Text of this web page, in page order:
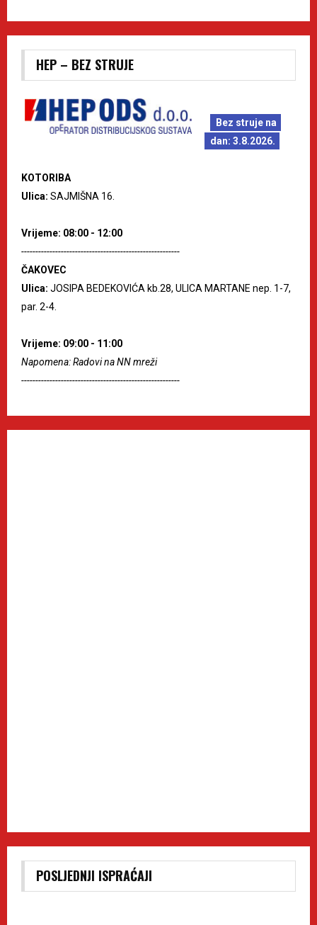
HEP – BEZ STRUJE
Bez struje na
dan: 3.8.2026.
KOTORIBA
Ulica: SAJMIŠNA 16.
Vrijeme: 08:00 - 12:00
--------------------------------------------------------
ČAKOVEC
Ulica: JOSIPA BEDEKOVIĆA kb.28, ULICA MARTANE nep. 1-7,
par. 2-4.
Vrijeme: 09:00 - 11:00
Napomena: Radovi na NN mreži
--------------------------------------------------------
POSLJEDNJI ISPRAĆAJI